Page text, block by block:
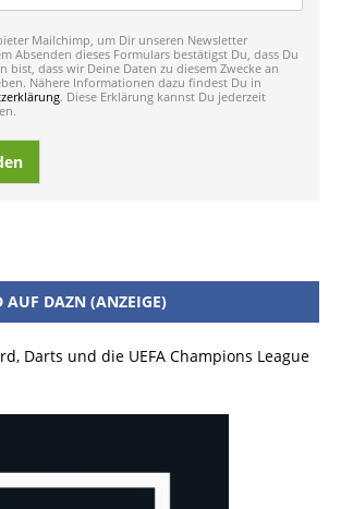
Mailchimp, um Dir unseren Newsletter
Absenden dieses Formulars bestätigst Du, dass Du
bist, dass wir Deine Daten zu diesem Zwecke an
Nähere Informationen dazu findest Du in
. Diese Erklärung kannst Du jederzeit
AUF DAZN (ANZEIGE)
Darts und die UEFA Champions League